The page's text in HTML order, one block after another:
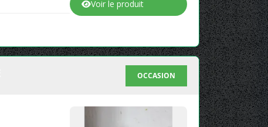
Voir le produit
OCCASION